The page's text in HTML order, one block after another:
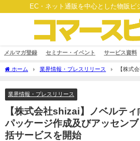
EC・ネット通販を中心とした物販ビ
メルマガ登録 セミナー・イベント サービス資料
ホーム 業界情報・プレスリリース
【株式
業界情報・プレスリリース
【株式会社shizai】ノベルテ
パッケージ作成及びアッセン
括サービスを開始